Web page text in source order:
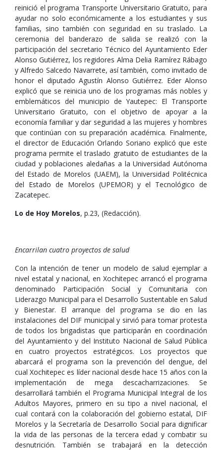
reinició el programa Transporte Universitario Gratuito, para
ayudar no solo económicamente a los estudiantes y sus
familias, sino también con seguridad en su traslado. La
ceremonia del banderazo de salida se realizó con la
participación del secretario Técnico del Ayuntamiento Eder
Alonso Gutiérrez, los regidores Alma Delia Ramírez Rábago
y Alfredo Salcedo Navarrete, así también, como invitado de
honor el diputado Agustín Alonso Gutiérrez. Eder Alonso
explicó que se reinicia uno de los programas más nobles y
emblemáticos del municipio de Yautepec: El Transporte
Universitario Gratuito, con el objetivo de apoyar a la
economía familiar y dar seguridad a las mujeres y hombres
que continúan con su preparación académica. Finalmente,
el director de Educación Orlando Soriano explicó que este
programa permite el traslado gratuito de estudiantes de la
ciudad y poblaciones aledañas a la Universidad Autónoma
del Estado de Morelos (UAEM), la Universidad Politécnica
del Estado de Morelos (UPEMOR) y el Tecnológico de
Zacatepec.
Lo de Hoy Morelos, p.23, (Redacción).
Encarrilan cuatro proyectos de salud
Con la intención de tener un modelo de salud ejemplar a
nivel estatal y nacional, en Xochitepec arrancó el programa
denominado Participación Social y Comunitaria con
Liderazgo Municipal para el Desarrollo Sustentable en Salud
y Bienestar. El arranque del programa se dio en las
instalaciones del DIF municipal y sirvió para tomar protesta
de todos los brigadistas que participarán en coordinación
del Ayuntamiento y del Instituto Nacional de Salud Pública
en cuatro proyectos estratégicos. Los proyectos que
abarcará el programa son la prevención del dengue, del
cual Xochitepec es líder nacional desde hace 15 años con la
implementación de mega descacharrizaciones. Se
desarrollará también el Programa Municipal Integral de los
Adultos Mayores, primero en su tipo a nivel nacional, el
cual contará con la colaboración del gobierno estatal, DIF
Morelos y la Secretaría de Desarrollo Social para dignificar
la vida de las personas de la tercera edad y combatir su
desnutrición. También se trabajará en la detección